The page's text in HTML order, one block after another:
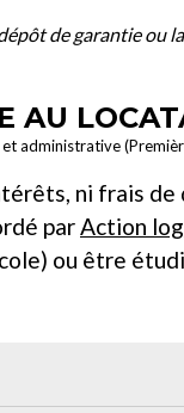
de garantie ou
AU
administrative
ni frais
parAction
ou être